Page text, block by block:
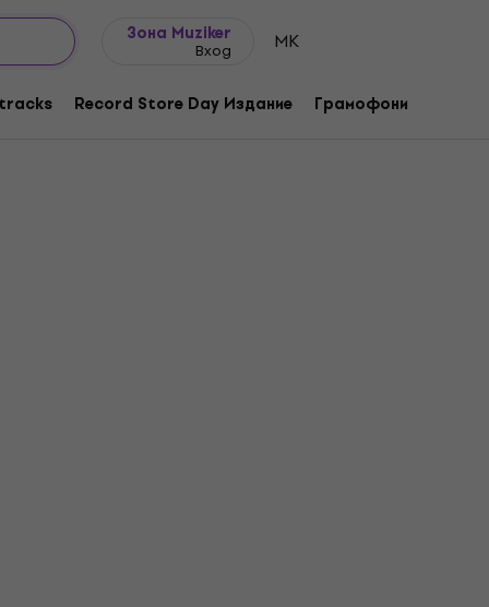
Зона Muziker
Вход MK
Record Store Day Издание Грамофони